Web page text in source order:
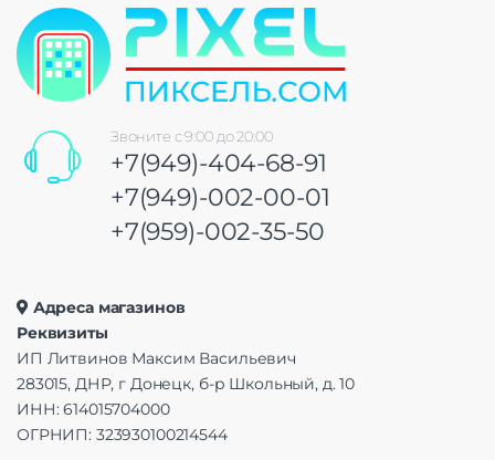
Звоните с 9:00 до 20:00
+7(949)-404-68-91
+7(949)-002-00-01
+7(959)-002-35-50
Адреса магазинов
Реквизиты
ИП Литвинов Максим Васильевич
283015, ДНР, г Донецк, б-р Школьный, д. 10
ИНН: 614015704000
ОГРНИП: 323930100214544